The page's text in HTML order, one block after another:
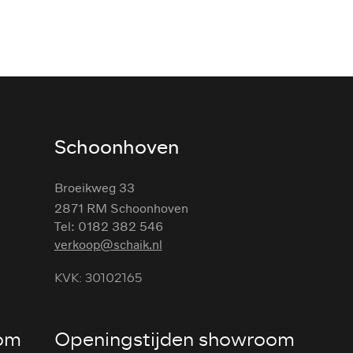
Schoonhoven
Broeikweg 33
2871 RM Schoonhoven
Tel: 0182 382 546
verkoop@schaik.nl
KVK: 30102165
Openingstijden showroom